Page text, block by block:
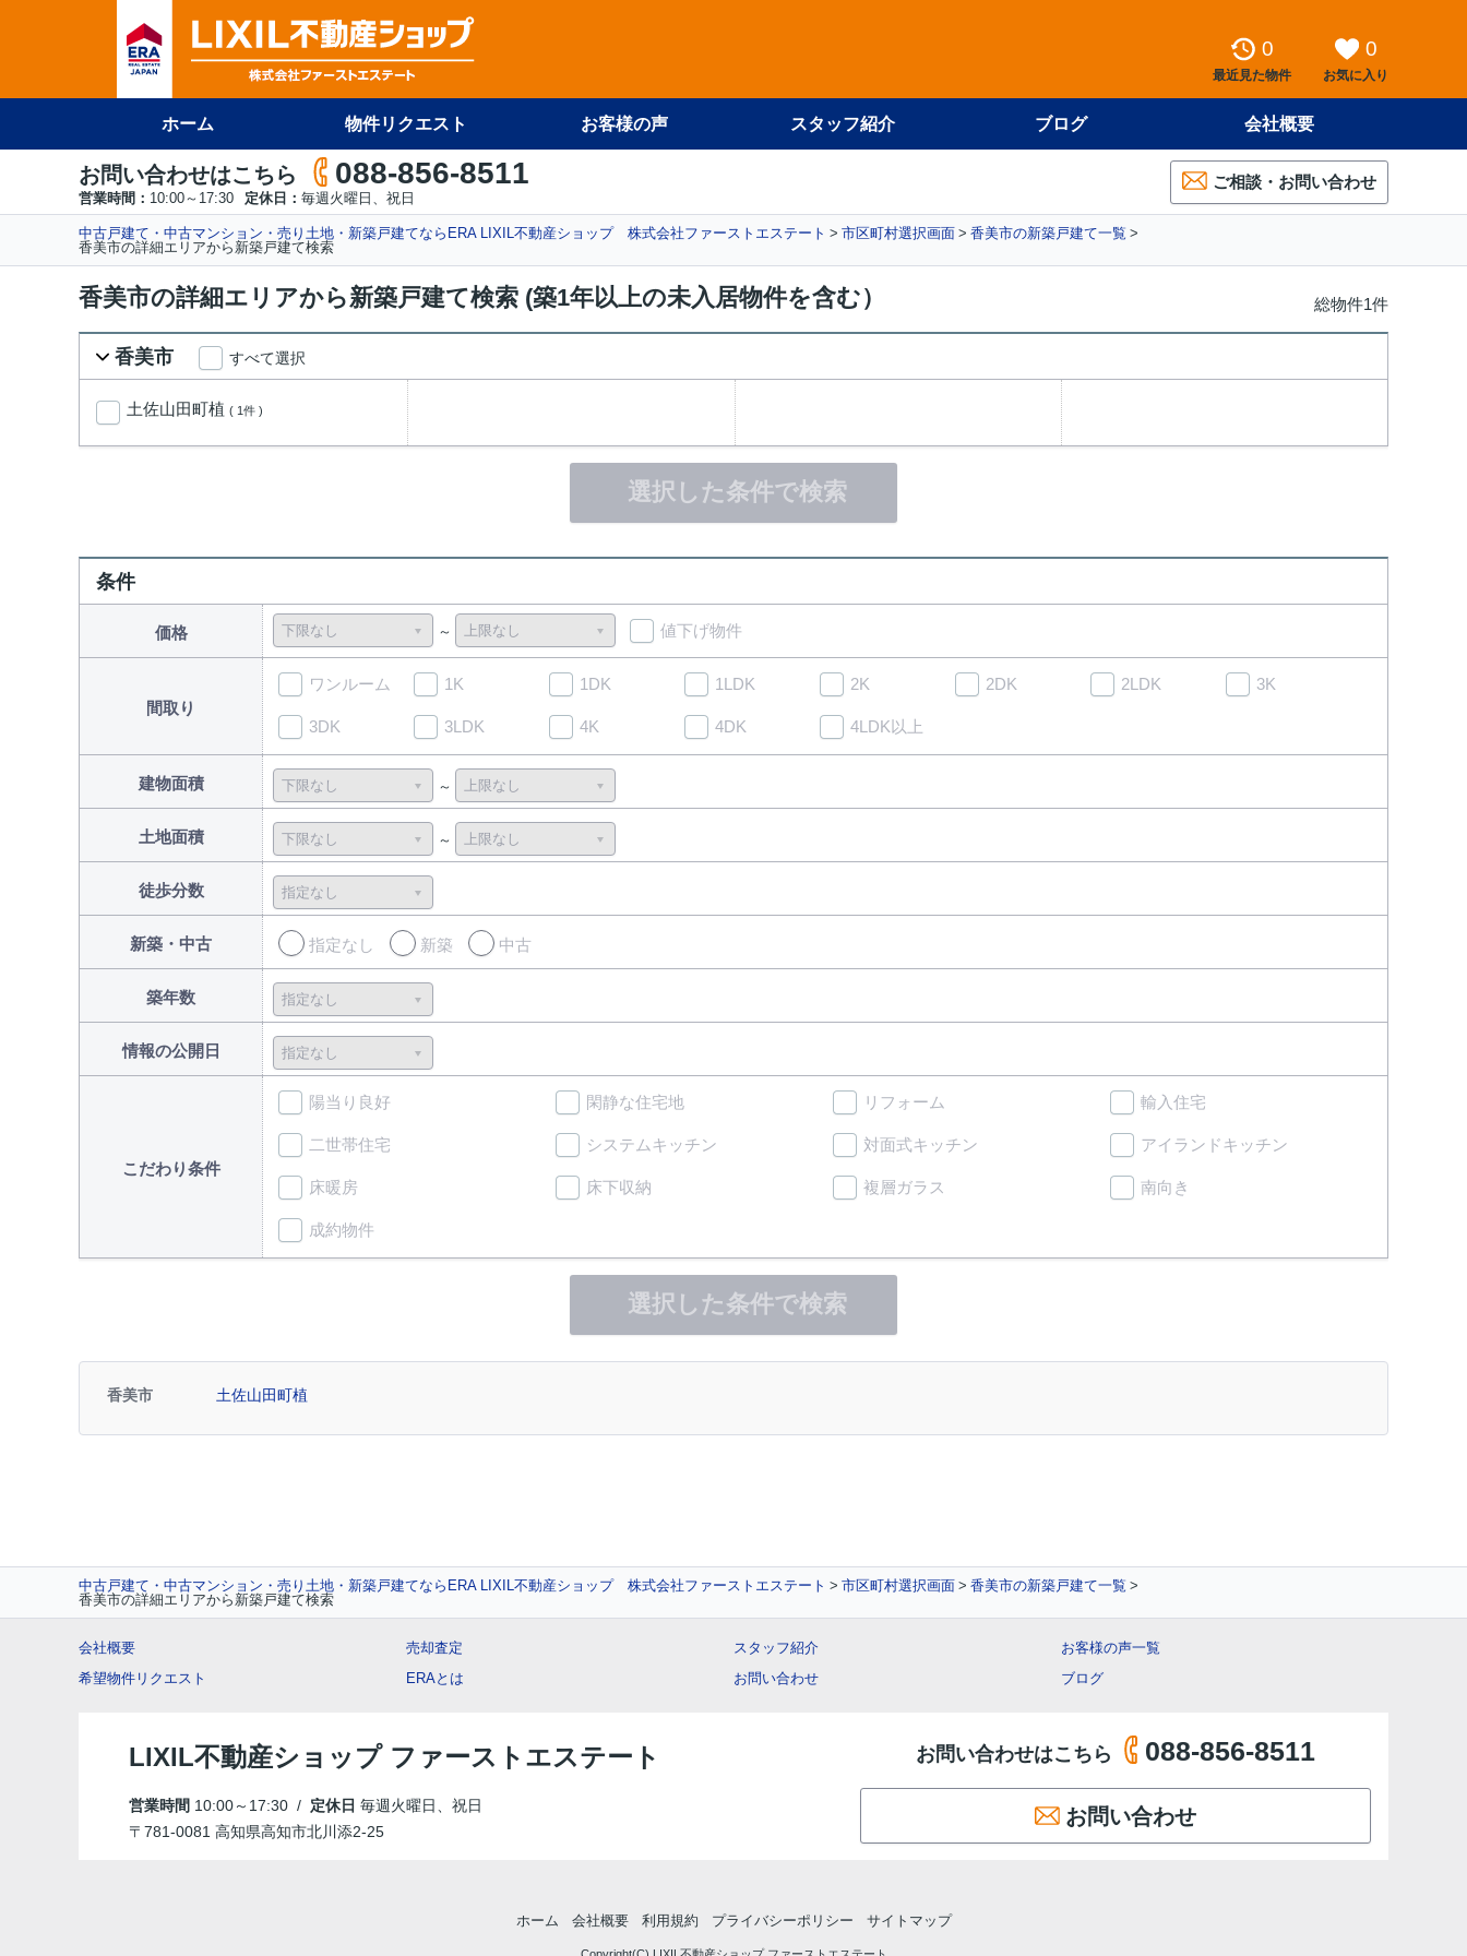
0
最近見た物件
0
お気に入り
ホーム 物件リクエスト お客様の声 スタッフ紹介 ブログ 会社概要
お問い合わせはこちら 088-856-8511
営業時間： 10:00～17:30 定休日： 毎週火曜日、祝日
ご相談・お問い合わせ
中古戸建て・中古マンション・売り土地・新築戸建てならERA LIXIL不動産ショップ 株式会社ファーストエステート 市区町村選択画面
香美市の新築戸建て一覧
香美市の詳細エリアから新築戸建て検索
香美市の詳細エリアから新築戸建て検索 (築1年以上の未入居物件を含む） 総物件1件
香美市 すべて選択
土佐山田町植 ( 1件 )
選択した条件で検索
条件
価格 値下げ物件
間取り
ワンルーム 1K 1DK 1LDK 2K 2DK 2LDK 3K
3DK 3LDK 4K 4DK 4LDK以上
建物面積
土地面積
徒歩分数
新築・中古 指定なし 新築 中古
築年数
情報の公開日
こだわり条件
陽当り良好 閑静な住宅地 リフォーム 輸入住宅
二世帯住宅 システムキッチン 対面式キッチン アイランドキッチン
床暖房 床下収納 複層ガラス 南向き
成約物件
選択した条件で検索
香美市 土佐山田町植
中古戸建て・中古マンション・売り土地・新築戸建てならERA LIXIL不動産ショップ 株式会社ファーストエステート 市区町村選択画面
香美市の新築戸建て一覧
香美市の詳細エリアから新築戸建て検索
会社概要
希望物件リクエスト
売却査定
ERAとは
スタッフ紹介
お問い合わせ
お客様の声一覧
ブログ
LIXIL不動産ショップ ファーストエステート
営業時間 10:00～17:30 / 定休日 毎週火曜日、祝日
〒781-0081 高知県高知市北川添2-25
お問い合わせはこちら 088-856-8511
お問い合わせ
ホーム 会社概要 利用規約 プライバシーポリシー サイトマップ